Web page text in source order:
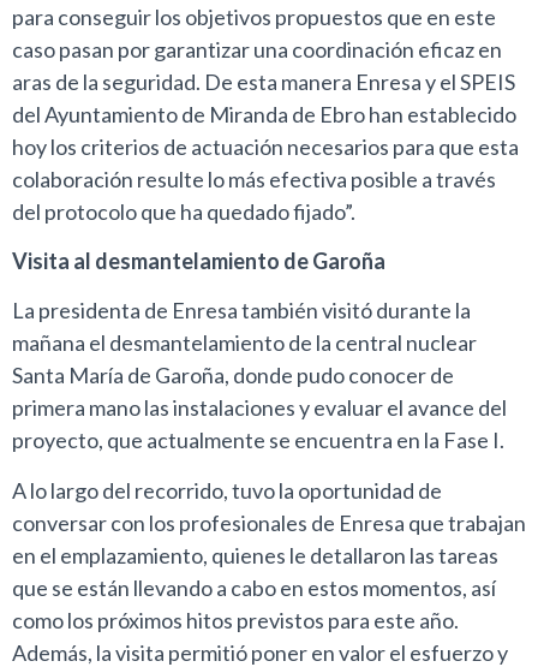
para conseguir los objetivos propuestos que en este
caso pasan por garantizar una coordinación eficaz en
aras de la seguridad. De esta manera Enresa y el SPEIS
del Ayuntamiento de Miranda de Ebro han establecido
hoy los criterios de actuación necesarios para que esta
colaboración resulte lo más efectiva posible a través
del protocolo que ha quedado fijado”.
Visita al desmantelamiento de Garoña
La presidenta de Enresa también visitó durante la
mañana el desmantelamiento de la central nuclear
Santa María de Garoña, donde pudo conocer de
primera mano las instalaciones y evaluar el avance del
proyecto, que actualmente se encuentra en la Fase I.
A lo largo del recorrido, tuvo la oportunidad de
conversar con los profesionales de Enresa que trabajan
en el emplazamiento, quienes le detallaron las tareas
que se están llevando a cabo en estos momentos, así
como los próximos hitos previstos para este año.
Además, la visita permitió poner en valor el esfuerzo y